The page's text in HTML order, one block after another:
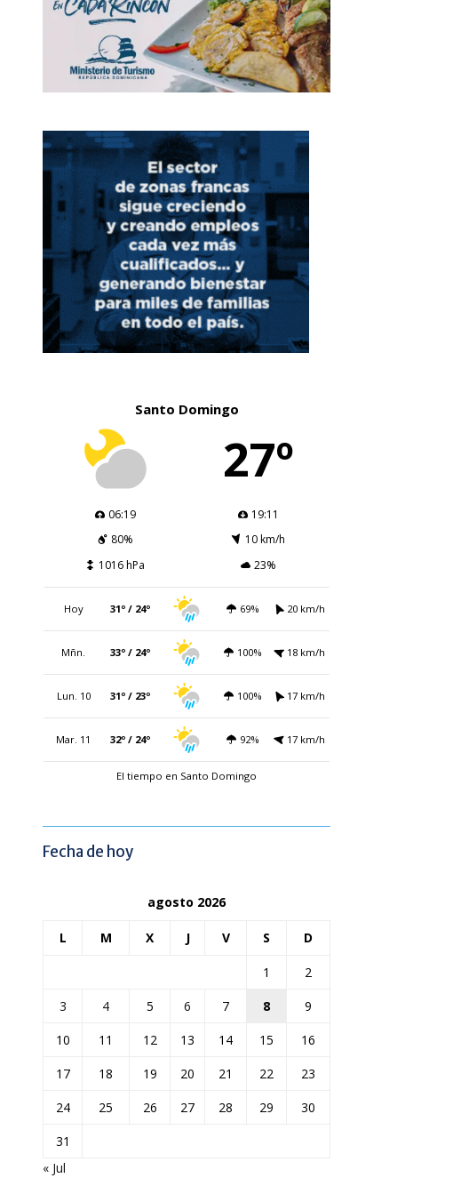
Santo Domingo
27º
06:19
19:11
80%
10 km/h
1016 hPa
23%
Hoy 31º / 24º 69% 20 km/h
Mñn. 33º / 24º 100% 18 km/h
Lun. 10 31º / 23º 100% 17 km/h
Mar. 11 32º / 24º 92% 17 km/h
El tiempo en Santo Domingo
Fecha de hoy
agosto 2026
L M X J V S D
1
2
3
4 5 6 7 8
9
10
11 12 13 14 15
16
17
18 19 20 21 22
23
24
25 26 27 28 29
30
31
« Jul